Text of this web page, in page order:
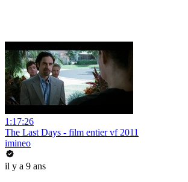
1:17:26
The Last Days - film entier vf 2011
imineo
il y a 9 ans